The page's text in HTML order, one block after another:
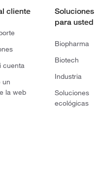
cliente
cuenta
un
la web
Soluciones
para usted
Biopharma
Biotech
Industria
Soluciones
ecológicas